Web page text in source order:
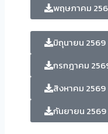
พฤษภาคม
มิถุนายน 2569
กรกฎาคม
สิงหาคม 2569
กันยายน 2569